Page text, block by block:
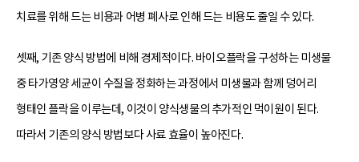
치료를 위해 드는 비용과 어병 폐사로 인해 드는 비용도 줄일 수 있다.
셋째, 기존 양식 방법에 비해 경제적이다. 바이오플락을 구성하는 미생물
중 타가영양 세균이 수질을 정화하는 과정에서 미생물과 함께 덩어리
형태인 플락을 이루는데, 이것이 양식생물의 추가적인 먹이원이 된다.
따라서 기존의 양식 방법보다 사료 효율이 높아진다.